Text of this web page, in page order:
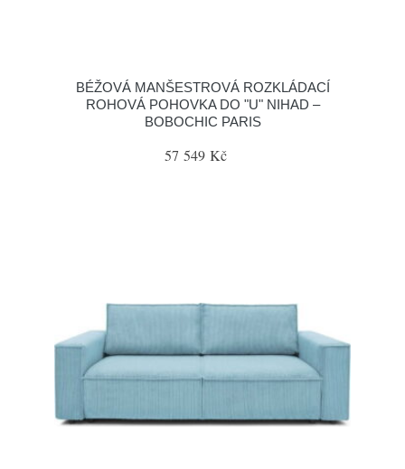
BÉŽOVÁ MANŠESTROVÁ ROZKLÁDACÍ
ROHOVÁ POHOVKA DO "U" NIHAD –
BOBOCHIC PARIS
57 549 Kč